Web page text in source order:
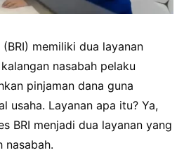
memiliki dua layanan
nasabah pelaku
pinjaman dana guna
usaha. Layanan apa itu? Ya,
BRI menjadi dua layanan yang
nasabah.